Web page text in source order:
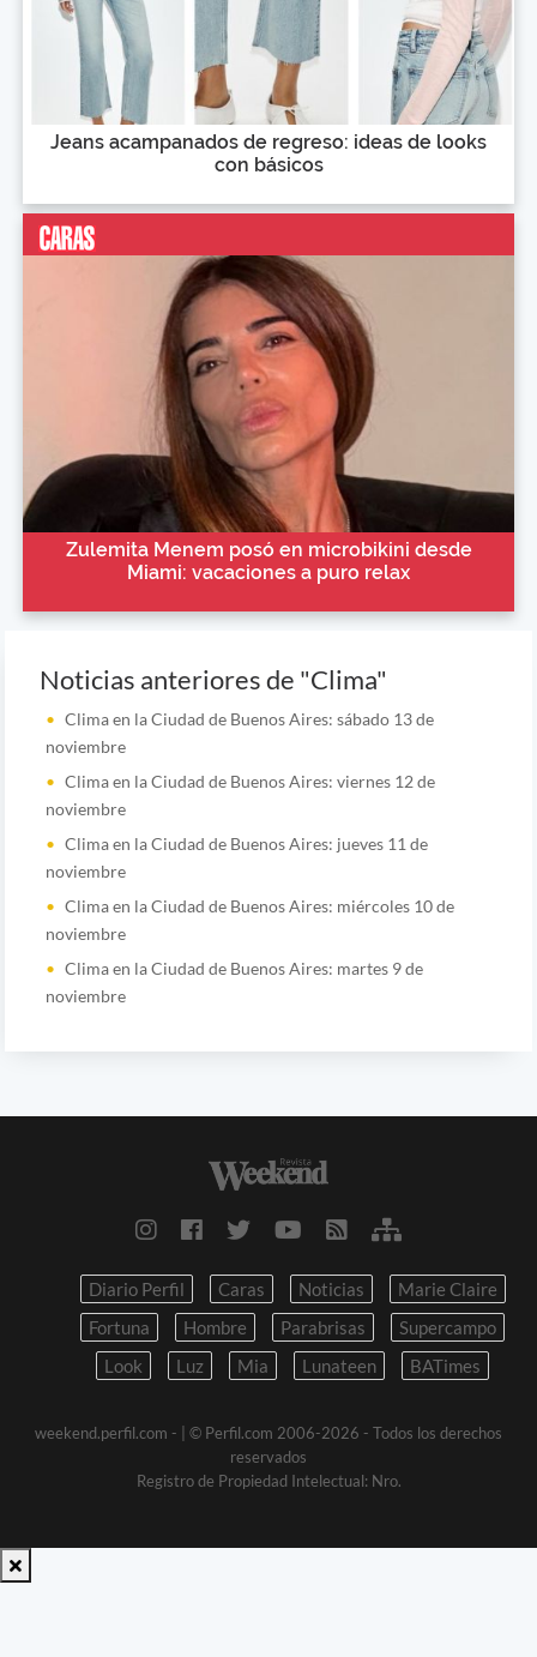
Jeans acampanados de regreso: ideas de looks
con básicos
Zulemita Menem posó en microbikini desde
Miami: vacaciones a puro relax
Noticias anteriores de "Clima"
Clima en la Ciudad de Buenos Aires: sábado 13 de
noviembre
Clima en la Ciudad de Buenos Aires: viernes 12 de
noviembre
Clima en la Ciudad de Buenos Aires: jueves 11 de
noviembre
Clima en la Ciudad de Buenos Aires: miércoles 10 de
noviembre
Clima en la Ciudad de Buenos Aires: martes 9 de
noviembre
Diario Perfil Caras Noticias
Marie Claire
Fortuna
Hombre Parabrisas
Supercampo
Look
Luz Mia Lunateen BATimes
weekend.perfil.com -
| © Perfil.com 2006-2026 - Todos los derechos
reservados
Registro de Propiedad Intelectual: Nro.